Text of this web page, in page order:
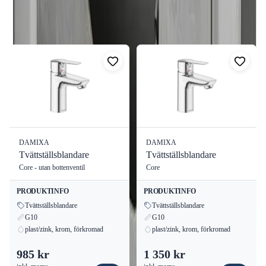
privatpersoner och proffs i byggbranschen.
För mer information, vänligen kontakta oss eller besök vår
Fler produkter från Damixa
DAMIXA
Tvättställsblandare
Core - utan bottenventil
PRODUKTINFO
Tvättställsblandare
G10
plast/zink, krom, förkromad
985 kr
DAMIXA
Tvättställsblandare
Core
PRODUKTINFO
Tvättställsblandare
G10
plast/zink, krom, förkromad
1 350 kr